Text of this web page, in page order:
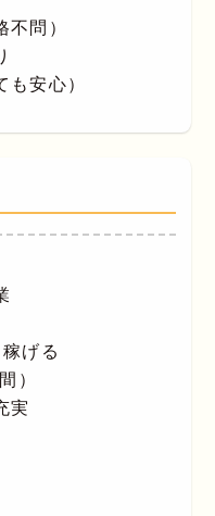
問）
安心）
げる
）
実